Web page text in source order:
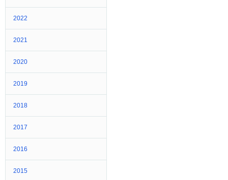
2022
2021
2020
2019
2018
2017
2016
2015